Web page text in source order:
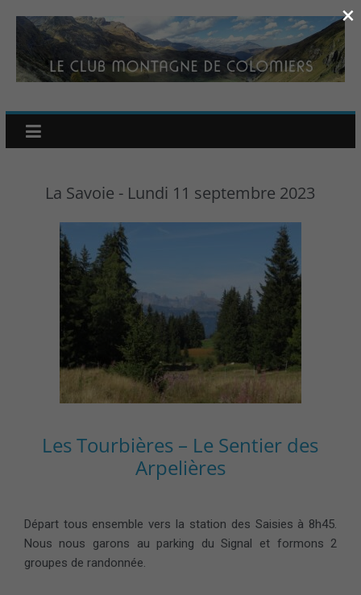
La Savoie - Lundi 11 septembre 2023
Les Tourbières – Le Sentier des
Arpelières
Départ tous ensemble vers la station des Saisies à 8h45.
Nous nous garons au parking du Signal et formons 2
groupes de randonnée.
×